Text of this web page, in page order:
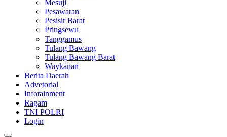
Mesuji
Pesawaran
Pesisir Barat
Pringsewu
Tanggamus
Tulang Bawang
Tulang Bawang Barat
Waykanan
Berita Daerah
Advetorial
Infotainment
Ragam
TNI POLRI
Login